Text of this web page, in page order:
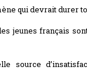
qui devrait durer
jeunes français
source